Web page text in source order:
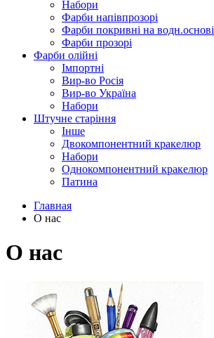
Набори
Фарби напівпрозорі
Фарби покривні на водн.основі
Фарби прозорі
Фарби олійні
Імпортні
Вир-во Росія
Вир-во Україна
Набори
Штучне старіння
Інше
Двокомпонентний кракелюр
Набори
Однокомпонентний кракелюр
Патина
Главная
О нас
О нас